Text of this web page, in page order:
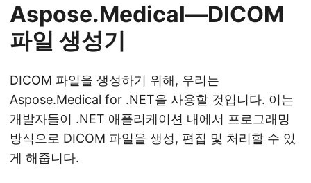
Aspose.Medical—DICOM
파일 생성기
DICOM 파일을 생성하기 위해, 우리는
Aspose.Medical for .NET을 사용할 것입니다. 이는
개발자들이 .NET 애플리케이션 내에서 프로그래밍
방식으로 DICOM 파일을 생성, 편집 및 처리할 수 있
게 해줍니다.